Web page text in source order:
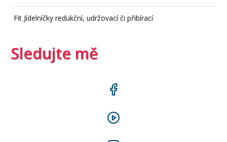
Fit Jídelníčky redukční, udržovací či přibírací
Sledujte mě